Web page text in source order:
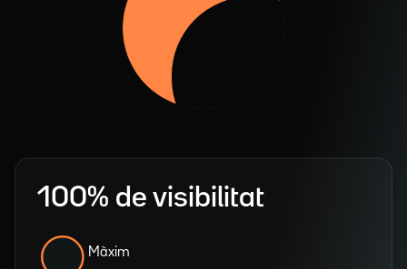
100% de visibilitat
Màxim